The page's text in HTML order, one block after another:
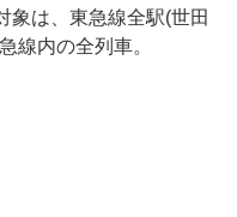
象は、東急線全駅(世田
線内の全列車。